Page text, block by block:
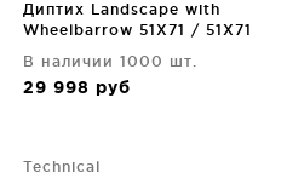
Диптих Landscape with
Wheelbarrow 51X71 / 51X71
В наличии 1000 шт.
29 998 руб
Technical